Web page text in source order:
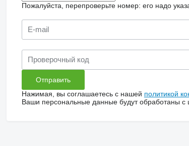
Пожалуйста, перепроверьте номер: его надо
Нажимая, вы соглашаетесь с нашей политикой
Ваши персональные данные будут обработаны с